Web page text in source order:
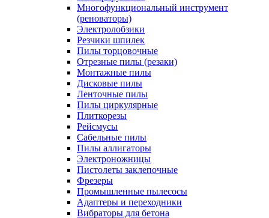
Многофункциональный инструмент
(реноваторы)
Электролобзики
Резчики шпилек
Пилы торцовочные
Отрезные пилы (резаки)
Монтажные пилы
Дисковые пилы
Ленточные пилы
Пилы циркулярные
Плиткорезы
Рейсмусы
Сабельные пилы
Пилы аллигаторы
Электроножницы
Пистолеты заклепочные
Фрезеры
Промышленные пылесосы
Адаптеры и переходники
Вибраторы для бетона